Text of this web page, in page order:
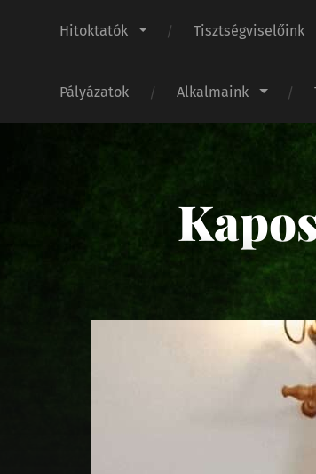
Hitoktatók Tisztségviselőink
Pályázatok Alkalmaink